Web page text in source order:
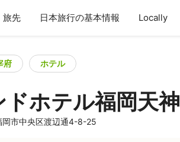
旅先 日本旅行の基本情報 Locally
府 ホテル
ドホテル福岡天神
市中央区渡辺通4-8-25